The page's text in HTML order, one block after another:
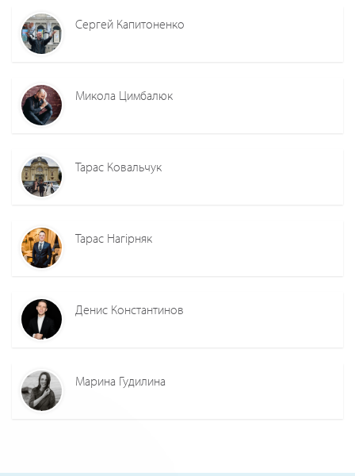
Сергей Капитоненко
Микола Цимбалюк
Тарас Ковальчук
Тарас Нагірняк
Денис Константинов
Марина Гудилина